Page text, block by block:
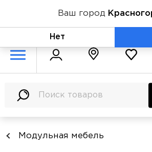
+7
Модульная мебель
Ваш город
Нет